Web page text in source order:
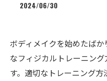
2024/06/30
ボディメイクを始めたば
なフィジカルトレーニン
す。適切なトレーニング